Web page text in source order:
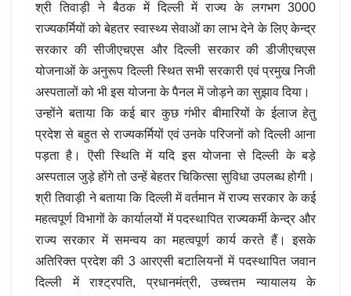
श्री तिवाड़ी ने बैठक में दिल्ली में राज्य के लगभग 3000
राज्यकर्मियों को बेहतर स्वास्थ्य सेवाओं का लाभ देने के लिए केन्द्र
सरकार की सीजीएचएस और दिल्ली सरकार की डीजीएचएस
योजनाओं के अनुरूप दिल्ली स्थित सभी सरकारी एवं प्रमुख निजी
अस्पतालों को भी इस योजना के पैनल में जोड़ने का सुझाव दिया।
उन्होंने बताया कि कई बार कुछ गंभीर बीमारियों के ईलाज हेतु
प्रदेश से बहुत से राज्यकर्मियों एवं उनके परिजनों को दिल्ली आना
पड़ता है। ऎसी स्थिति में यदि इस योजना से दिल्ली के बड़े
अस्पताल जुड़े होंगे तो उन्हें बेहतर चिकित्सा सुविधा उपलब्ध होगी।
श्री तिवाड़ी ने बताया कि दिल्ली में वर्तमान में राज्य सरकार के कई
महत्वपूर्ण विभागों के कार्यालयों में पदस्थापित राज्यकर्मी केन्द्र और
राज्य सरकार में समन्वय का महत्वपूर्ण कार्य करते हैं। इसके
अतिरिक्त प्रदेश की 3 आरएसी बटालियनों में पदस्थापित जवान
दिल्ली में राश्ट्रपति, प्रधानमंत्री, उच्चत्तम न्यायालय के